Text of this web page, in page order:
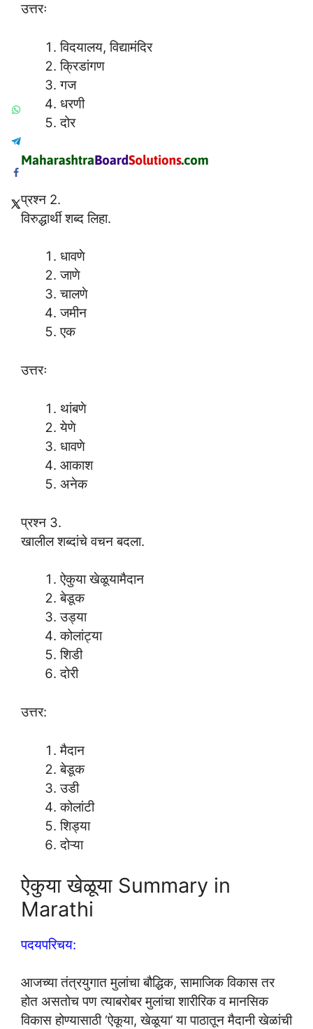
उत्तरः
विदयालय, विद्यामंदिर
क्रिडांगण
गज
धरणी
दोर
प्रश्न 2.
विरुद्धार्थी शब्द लिहा.
धावणे
जाणे
चालणे
जमीन
एक
उत्तरः
थांबणे
येणे
धावणे
आकाश
अनेक
प्रश्न 3.
खालील शब्दांचे वचन बदला.
ऐकुया खेळूयामैदान
बेडूक
उड्या
कोलांट्या
शिडी
दोरी
उत्तर:
मैदान
बेडूक
उडी
कोलांटी
शिड्या
दोऱ्या
ऐकुया खेळूया Summary in
Marathi
पदयपरिचय:
आजच्या तंत्रयुगात मुलांचा बौद्धिक, सामाजिक विकास तर
होत असतोच पण त्याबरोबर मुलांचा शारीरिक व मानसिक
विकास होण्यासाठी ‘ऐकूया, खेळूया’ या पाठातून मैदानी खेळांची